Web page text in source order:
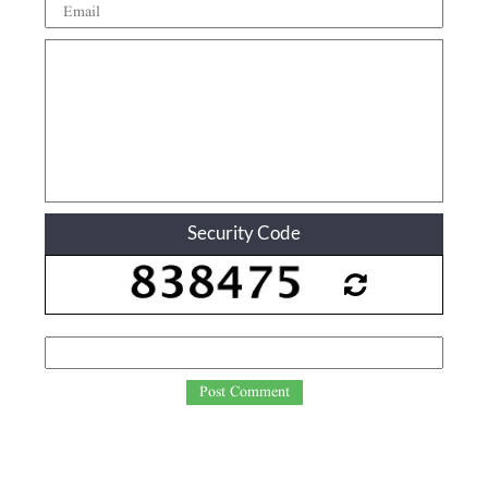
Security Code
Post Comment